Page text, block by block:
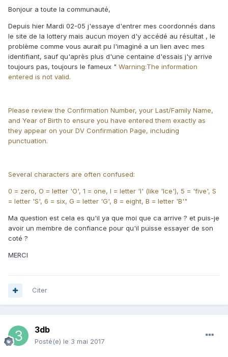
Bonjour a toute la communauté,
Depuis hier Mardi 02-05 j'essaye d'entrer mes coordonnés dans
le site de la lottery mais aucun moyen d'y accédé au résultat , le
problème comme vous aurait pu l'imaginé a un lien avec mes
identifiant, sauf qu'après plus d'une centaine d'essais j'y arrive
toujours pas, toujours le fameux " Warning:The information
entered is not valid.
Please review the Confirmation Number, your Last/Family Name,
and Year of Birth to ensure you have entered them exactly as
they appear on your DV Confirmation Page, including
punctuation.
Several characters are often confused:
0 = zero, O = letter 'O', 1 = one, I = letter 'I' (like 'Ice'), 5 = 'five', S
= letter 'S', 6 = six, G = letter 'G', 8 = eight, B = letter 'B'"
Ma question est cela es qu'il ya que moi que ca arrive ? et puis-je
avoir un membre de confiance pour qu'il puisse essayer de son
coté ?
MERCI
Citer
3db
Posté(e) le 3 mai 2017